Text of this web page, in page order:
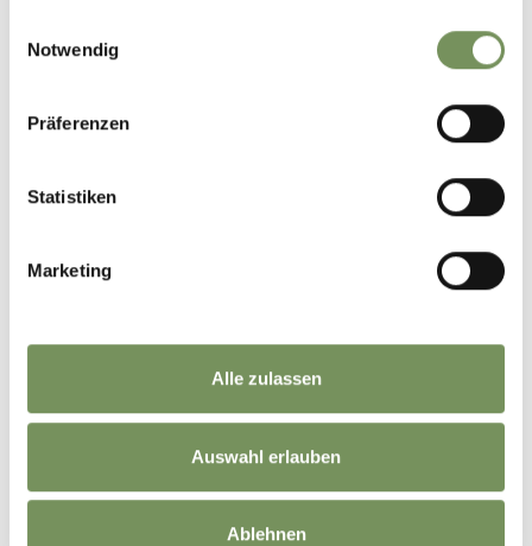
Notwendig
Präferenzen
Statistiken
Marketing
Alle zulassen
Auswahl erlauben
Ablehnen